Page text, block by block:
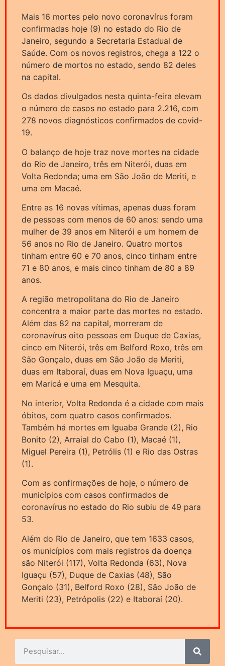
Mais 16 mortes pelo novo coronavírus foram
confirmadas hoje (9) no estado do Rio de
Janeiro, segundo a Secretaria Estadual de
Saúde. Com os novos registros, chega a 122 o
número de mortos no estado, sendo 82 deles
na capital.
Os dados divulgados nesta quinta-feira elevam
o número de casos no estado para 2.216, com
278 novos diagnósticos confirmados de covid-
19.
O balanço de hoje traz nove mortes na cidade
do Rio de Janeiro, três em Niterói, duas em
Volta Redonda; uma em São João de Meriti, e
uma em Macaé.
Entre as 16 novas vítimas, apenas duas foram
de pessoas com menos de 60 anos: sendo uma
mulher de 39 anos em Niterói e um homem de
56 anos no Rio de Janeiro. Quatro mortos
tinham entre 60 e 70 anos, cinco tinham entre
71 e 80 anos, e mais cinco tinham de 80 a 89
anos.
A região metropolitana do Rio de Janeiro
concentra a maior parte das mortes no estado.
Além das 82 na capital, morreram de
coronavírus oito pessoas em Duque de Caxias,
cinco em Niterói, três em Belford Roxo, três em
São Gonçalo, duas em São João de Meriti,
duas em Itaboraí, duas em Nova Iguaçu, uma
em Maricá e uma em Mesquita.
No interior, Volta Redonda é a cidade com mais
óbitos, com quatro casos confirmados.
Também há mortes em Iguaba Grande (2), Rio
Bonito (2), Arraial do Cabo (1), Macaé (1),
Miguel Pereira (1), Petrólis (1) e Rio das Ostras
(1).
Com as confirmações de hoje, o número de
municípios com casos confirmados de
coronavírus no estado do Rio subiu de 49 para
53.
Além do Rio de Janeiro, que tem 1633 casos,
os municípios com mais registros da doença
são Niterói (117), Volta Redonda (63), Nova
Iguaçu (57), Duque de Caxias (48), São
Gonçalo (31), Belford Roxo (28), São João de
Meriti (23), Petrópolis (22) e Itaboraí (20).